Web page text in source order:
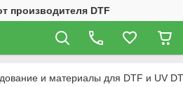
производителя DTF
и материалы для DTF и UV